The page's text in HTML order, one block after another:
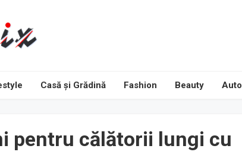
Casă și Grădină Fashion Beauty Auto
pentru călătorii lungi cu